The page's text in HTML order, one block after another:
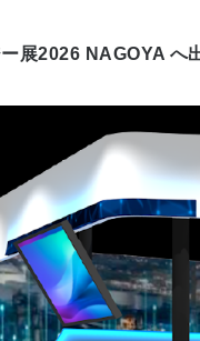
展2026 NAGOYA へ